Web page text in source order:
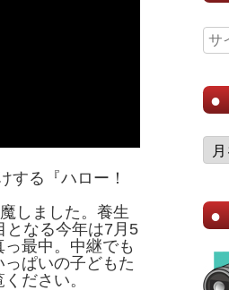
する『ハロー！
しました。養生
となる今年は7月5
最中。中継でも
ぱいの子どもた
ださい。